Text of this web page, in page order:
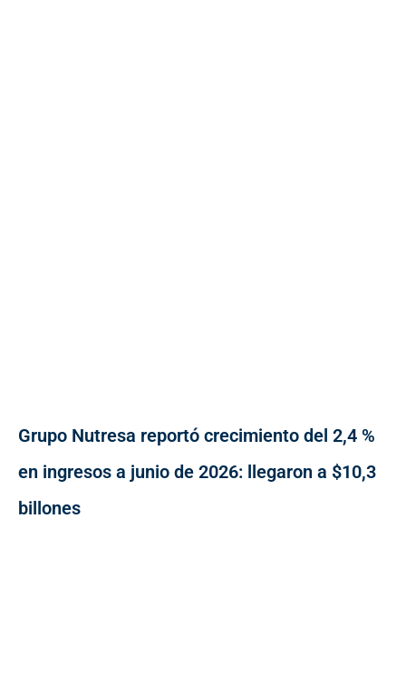
Grupo Nutresa reportó crecimiento del 2,4 %
en ingresos a junio de 2026: llegaron a $10,3
billones